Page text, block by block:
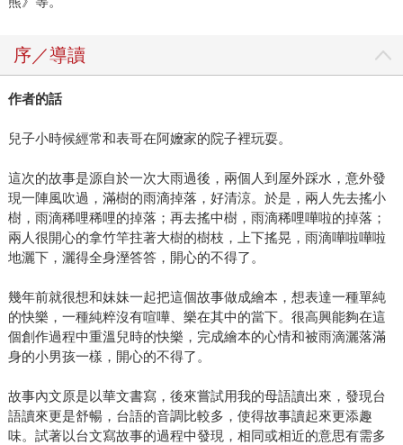
序／導讀
作者的話
兒子小時候經常和表哥在阿嬤家的院子裡玩耍。
這次的故事是源自於一次大雨過後，兩個人到屋外踩水，意外發
現一陣風吹過，滿樹的雨滴掉落，好清涼。於是，兩人先去搖小
樹，雨滴稀哩稀哩的掉落；再去搖中樹，雨滴稀哩嘩啦的掉落；
兩人很開心的拿竹竿拄著大樹的樹枝，上下搖晃，雨滴嘩啦嘩啦
地灑下，灑得全身溼答答，開心的不得了。
幾年前就很想和妹妹一起把這個故事做成繪本，想表達一種單純
的快樂，一種純粹沒有喧嘩、樂在其中的當下。很高興能夠在這
個創作過程中重溫兒時的快樂，完成繪本的心情和被雨滴灑落滿
身的小男孩一樣，開心的不得了。
故事內文原是以華文書寫，後來嘗試用我的母語讀出來，發現台
語讀來更是舒暢，台語的音調比較多，使得故事讀起來更添趣
味。試著以台文寫故事的過程中發現，相同或相近的意思有需多